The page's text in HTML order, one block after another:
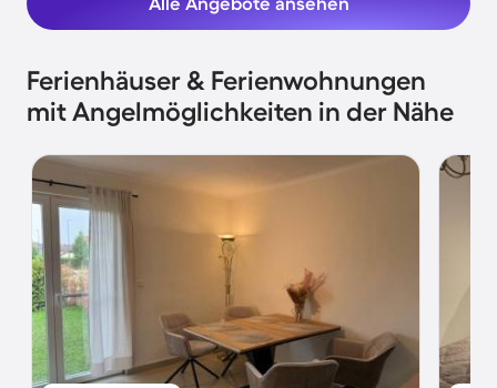
Ferienhäuser & Ferienwohnungen
mit Angelmöglichkeiten in der Nähe